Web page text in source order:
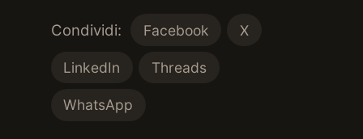
Condividi: Facebook X
LinkedIn Threads
WhatsApp